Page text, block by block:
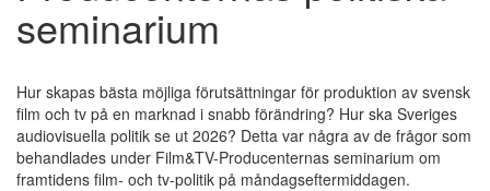
seminarium
Hur skapas bästa möjliga förutsättningar för produktion av svensk
film och tv på en marknad i snabb förändring? Hur ska Sveriges
audiovisuella politik se ut 2026? Detta var några av de frågor som
behandlades under Film&TV-Producenternas seminarium om
framtidens film- och tv-politik på måndagseftermiddagen.